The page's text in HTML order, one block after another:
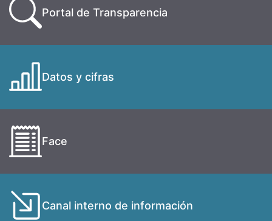
Portal de Transparencia
Datos y cifras
Face
Canal interno de información